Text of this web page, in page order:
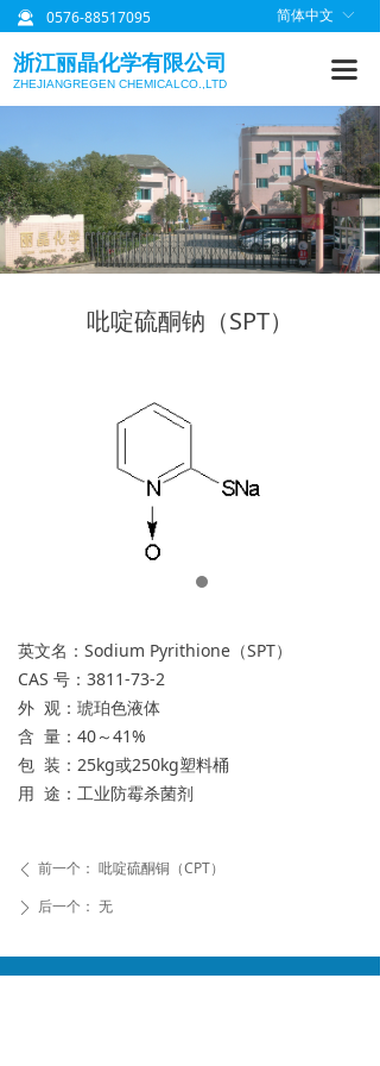
浙江丽晶化学有限公司
ZHEJIANGREGEN CHEMICALCO.,LTD
끀
首页
关于丽晶
质量管理
研发信息
ꀅ
简体中文
끤 0576-88517095
ꄲ 后一个： 无
ꄴ 前一个： 吡啶硫酮铜（CPT）
吡啶硫酮钠（SPT）
英文名：Sodium Pyrithione（SPT）
CAS 号：3811-73-2
外 观：琥珀色液体
含 量：40～41%
包 装：25kg或250kg塑料桶
用 途：工业防霉杀菌剂